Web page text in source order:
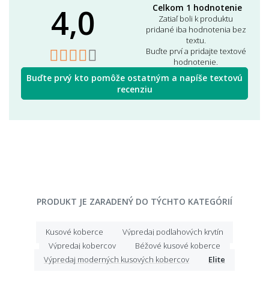
4,0 Celkom 1 hodnotenie
Zatiaľ boli k produktu
pridané iba hodnotenia bez
textu.
Buďte prví a pridajte textové
hodnotenie.
Buďte prvý kto pomôže ostatným a napíše textovú
recenziu
PRODUKT JE ZARADENÝ DO TÝCHTO KATEGÓRIÍ
Kusové koberce
Výpredaj podlahových krytín
Výpredaj kobercov
Béžové kusové koberce
Výpredaj moderných kusových kobercov
Elite